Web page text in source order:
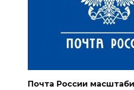
Почта России